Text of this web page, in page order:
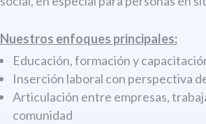
Nuestros enfoques principales:
Educación, formación y
Inserción laboral con perspectiva
Articulación entre empresas,
comunidad